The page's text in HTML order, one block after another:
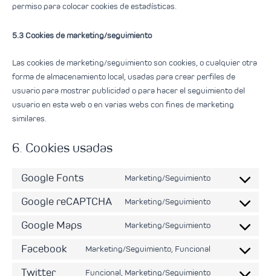
permiso para colocar cookies de estadísticas.
5.3 Cookies de marketing/seguimiento
Las cookies de marketing/seguimiento son cookies, o cualquier otra
forma de almacenamiento local, usadas para crear perfiles de
usuario para mostrar publicidad o para hacer el seguimiento del
usuario en esta web o en varias webs con fines de marketing
similares.
6. Cookies usadas
Google Fonts Marketing/Seguimiento
Google reCAPTCHA Marketing/Seguimiento
Google Maps Marketing/Seguimiento
Facebook Marketing/Seguimiento, Funcional
Twitter Funcional, Marketing/Seguimiento